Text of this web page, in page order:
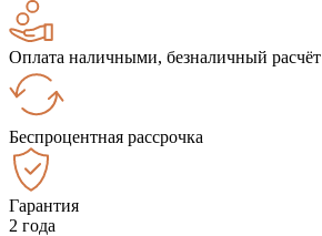
Оплата наличными, безналичный расчёт
Беспроцентная рассрочка
Гарантия
2 года